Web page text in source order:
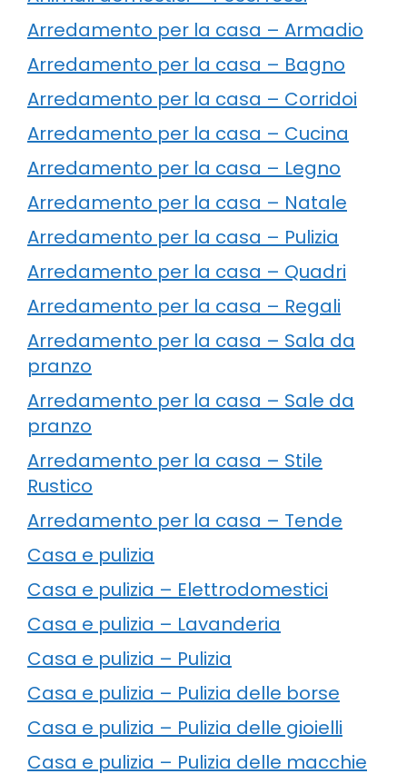
Arredamento per la casa – Armadio
Arredamento per la casa – Bagno
Arredamento per la casa – Corridoi
Arredamento per la casa – Cucina
Arredamento per la casa – Legno
Arredamento per la casa – Natale
Arredamento per la casa – Pulizia
Arredamento per la casa – Quadri
Arredamento per la casa – Regali
Arredamento per la casa – Sala da
pranzo
Arredamento per la casa – Sale da
pranzo
Arredamento per la casa – Stile
Rustico
Arredamento per la casa – Tende
Casa e pulizia
Casa e pulizia – Elettrodomestici
Casa e pulizia – Lavanderia
Casa e pulizia – Pulizia
Casa e pulizia – Pulizia delle borse
Casa e pulizia – Pulizia delle gioielli
Casa e pulizia – Pulizia delle macchie